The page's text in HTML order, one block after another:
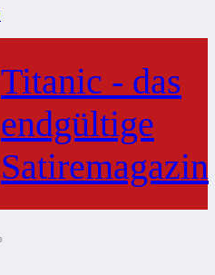
Titanic - das
endgültige
Satiremagazin